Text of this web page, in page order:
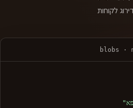
דירוג לקוחות
blobs ·